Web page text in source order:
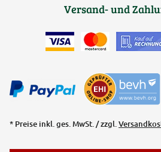
Versand- und
* Preise inkl. ges. MwSt. / zzgl.